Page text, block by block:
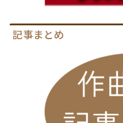
記事まとめ